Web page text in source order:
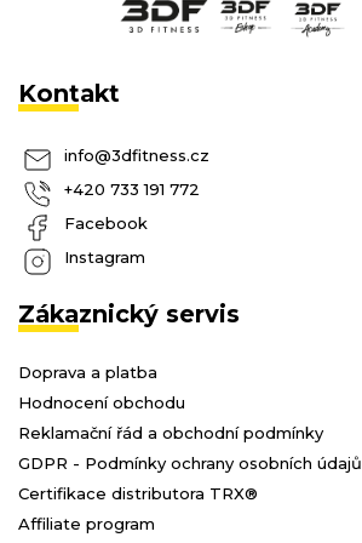
Kontakt
info@3dfitness.cz
+420 733 191 772
Facebook
Instagram
Zákaznický servis
Doprava a platba
Hodnocení obchodu
Reklamační řád a obchodní podmínky
GDPR - Podmínky ochrany osobních údajů
Certifikace distributora TRX®
Affiliate program